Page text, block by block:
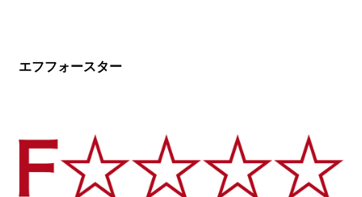
エフフォースター